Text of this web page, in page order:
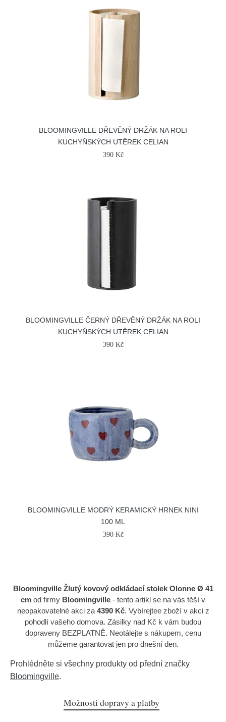
BLOOMINGVILLE DŘEVĚNÝ DRŽÁK NA ROLI
KUCHYŇSKÝCH UTĚREK CELIAN
390 Kč
BLOOMINGVILLE ČERNÝ DŘEVĚNÝ DRŽÁK NA ROLI
KUCHYŇSKÝCH UTĚREK CELIAN
390 Kč
BLOOMINGVILLE MODRÝ KERAMICKÝ HRNEK NINI
100 ML
390 Kč
Bloomingville Žlutý kovový odkládací stolek Olonne Ø 41
cm od firmy Bloomingville - tento artikl se na vás těší v
neopakovatelné akci za 4390 Kč. Vybírejtee zboží v akci z
pohodlí vašeho domova. Zásilky nad Kč k vám budou
dopraveny BEZPLATNĚ. Neotálejte s nákupem, cenu
můžeme garantovat jen pro dnešní den.
Prohlédněte si všechny produkty od přední značky
Bloomingville.
Možnosti dopravy a platby